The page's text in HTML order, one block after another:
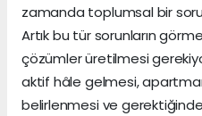
zamanda toplumsal bir
Artık bu tür sorunların
çözümler üretilmesi
aktif hâle gelmesi,
belirlenmesi ve gerektiğinde